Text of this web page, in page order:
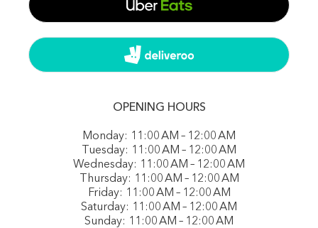
OPENING HOURS
Monday: 11:00 AM – 12:00 AM
Tuesday: 11:00 AM – 12:00 AM
Wednesday: 11:00 AM – 12:00 AM
Thursday: 11:00 AM – 12:00 AM
Friday: 11:00 AM – 12:00 AM
Saturday: 11:00 AM – 12:00 AM
Sunday: 11:00 AM – 12:00 AM